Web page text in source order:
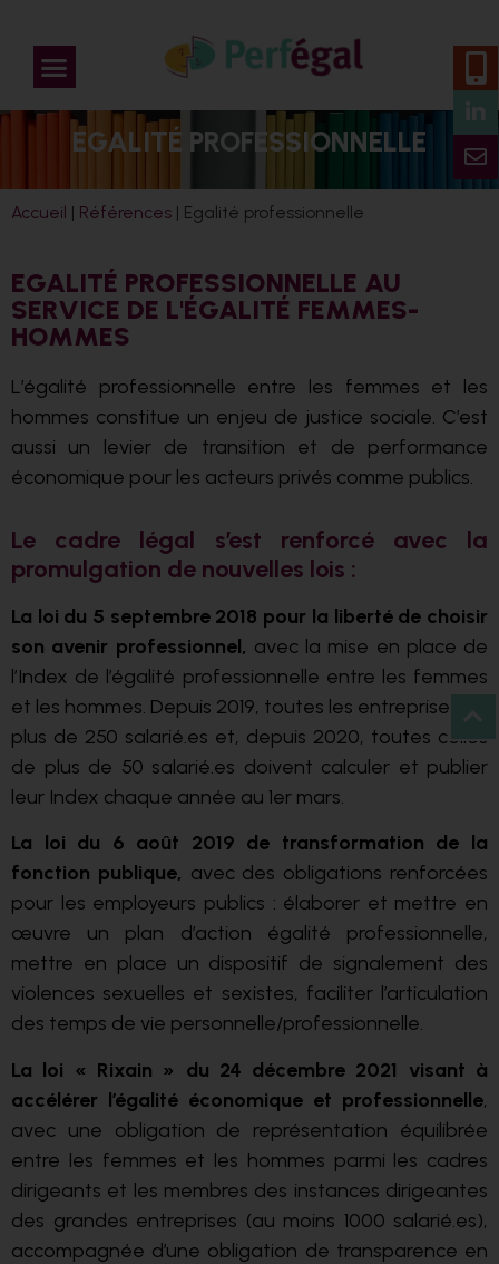
EGALITÉ PROFESSIONNELLE
Accueil | Références | Egalité professionnelle
EGALITÉ PROFESSIONNELLE AU
SERVICE DE L'ÉGALITÉ FEMMES-
HOMMES
L’égalité professionnelle entre les femmes et les
hommes constitue un enjeu de justice sociale. C’est
aussi un levier de transition et de performance
économique pour les acteurs privés comme publics.
Le cadre légal s’est renforcé avec la
promulgation de nouvelles lois :
La loi du 5 septembre 2018 pour la liberté de choisir
son avenir professionnel, avec la mise en place de
l’Index de l’égalité professionnelle entre les femmes
et les hommes. Depuis 2019, toutes les entreprises de
plus de 250 salarié.es et, depuis 2020, toutes celles
de plus de 50 salarié.es doivent calculer et publier
leur Index chaque année au 1er mars.
La loi du 6 août 2019 de transformation de la
fonction publique, avec des obligations renforcées
pour les employeurs publics : élaborer et mettre en
œuvre un plan d’action égalité professionnelle,
mettre en place un dispositif de signalement des
violences sexuelles et sexistes, faciliter l’articulation
des temps de vie personnelle/professionnelle.
La loi « Rixain » du 24 décembre 2021 visant à
accélérer l’égalité économique et professionnelle,
avec une obligation de représentation équilibrée
entre les femmes et les hommes parmi les cadres
dirigeants et les membres des instances dirigeantes
des grandes entreprises (au moins 1000 salarié.es),
accompagnée d’une obligation de transparence en